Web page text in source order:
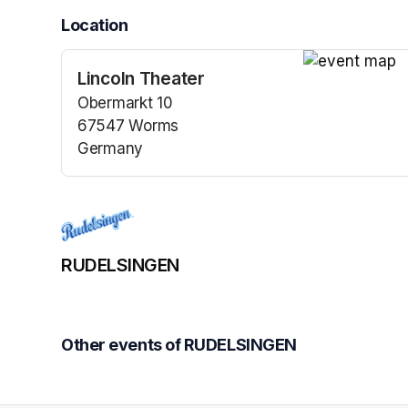
Location
Lincoln Theater
Obermarkt 10
67547 Worms
Germany
(opens in a new tab)
RUDELSINGEN
Other events of RUDELSINGEN